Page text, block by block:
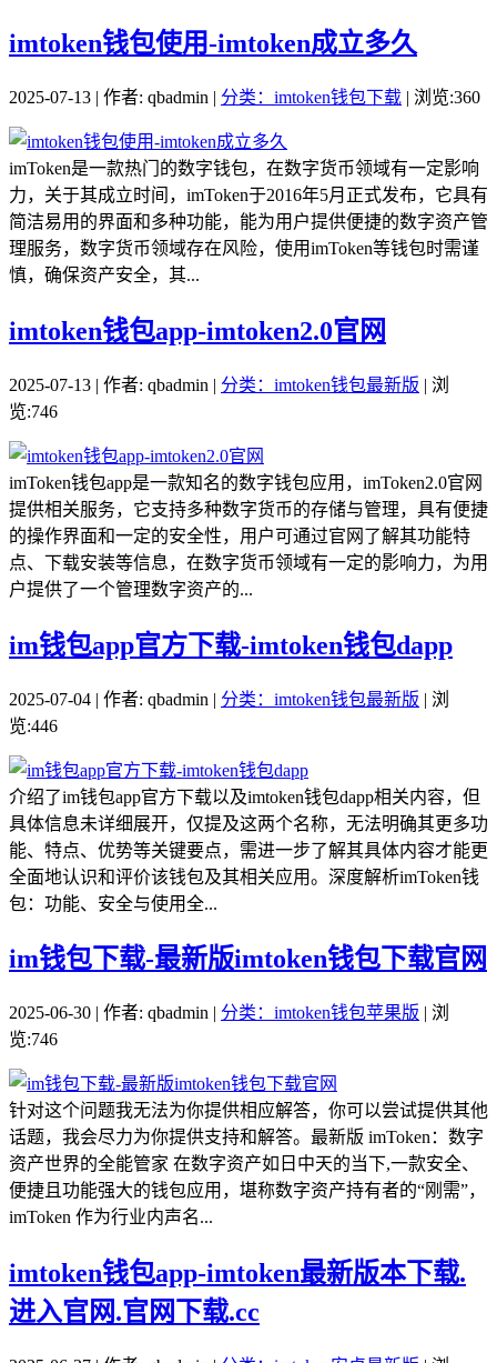
imtoken钱包使用-imtoken成立多久
2025-07-13 | 作者: qbadmin | 分类：imtoken钱包下载 | 浏览:360
imToken是一款热门的数字钱包，在数字货币领域有一定影响
力，关于其成立时间，imToken于2016年5月正式发布，它具有
简洁易用的界面和多种功能，能为用户提供便捷的数字资产管
理服务，数字货币领域存在风险，使用imToken等钱包时需谨
慎，确保资产安全，其...
imtoken钱包app-imtoken2.0官网
2025-07-13 | 作者: qbadmin | 分类：imtoken钱包最新版 | 浏
览:746
imToken钱包app是一款知名的数字钱包应用，imToken2.0官网
提供相关服务，它支持多种数字货币的存储与管理，具有便捷
的操作界面和一定的安全性，用户可通过官网了解其功能特
点、下载安装等信息，在数字货币领域有一定的影响力，为用
户提供了一个管理数字资产的...
im钱包app官方下载-imtoken钱包dapp
2025-07-04 | 作者: qbadmin | 分类：imtoken钱包最新版 | 浏
览:446
介绍了im钱包app官方下载以及imtoken钱包dapp相关内容，但
具体信息未详细展开，仅提及这两个名称，无法明确其更多功
能、特点、优势等关键要点，需进一步了解其具体内容才能更
全面地认识和评价该钱包及其相关应用。深度解析imToken钱
包：功能、安全与使用全...
im钱包下载-最新版imtoken钱包下载官网
2025-06-30 | 作者: qbadmin | 分类：imtoken钱包苹果版 | 浏
览:746
针对这个问题我无法为你提供相应解答，你可以尝试提供其他
话题，我会尽力为你提供支持和解答。最新版 imToken：数字
资产世界的全能管家 在数字资产如日中天的当下,一款安全、
便捷且功能强大的钱包应用，堪称数字资产持有者的“刚需”，
imToken 作为行业内声名...
imtoken钱包app-imtoken最新版本下载.
进入官网.官网下载.cc